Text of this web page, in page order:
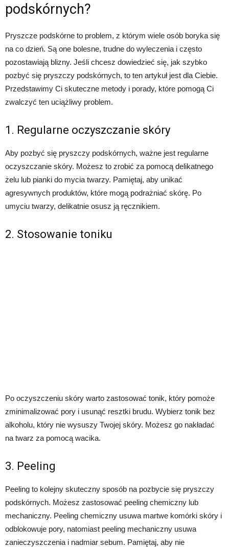
podskórnych?
Pryszcze podskórne to problem, z którym wiele osób boryka się
na co dzień. Są one bolesne, trudne do wyleczenia i często
pozostawiają blizny. Jeśli chcesz dowiedzieć się, jak szybko
pozbyć się pryszczy podskórnych, to ten artykuł jest dla Ciebie.
Przedstawimy Ci skuteczne metody i porady, które pomogą Ci
zwalczyć ten uciążliwy problem.
1. Regularne oczyszczanie skóry
Aby pozbyć się pryszczy podskórnych, ważne jest regularne
oczyszczanie skóry. Możesz to zrobić za pomocą delikatnego
żelu lub pianki do mycia twarzy. Pamiętaj, aby unikać
agresywnych produktów, które mogą podrażniać skórę. Po
umyciu twarzy, delikatnie osusz ją ręcznikiem.
2. Stosowanie toniku
Po oczyszczeniu skóry warto zastosować tonik, który pomoże
zminimalizować pory i usunąć resztki brudu. Wybierz tonik bez
alkoholu, który nie wysuszy Twojej skóry. Możesz go nakładać
na twarz za pomocą wacika.
3. Peeling
Peeling to kolejny skuteczny sposób na pozbycie się pryszczy
podskórnych. Możesz zastosować peeling chemiczny lub
mechaniczny. Peeling chemiczny usuwa martwe komórki skóry i
odblokowuje pory, natomiast peeling mechaniczny usuwa
zanieczyszczenia i nadmiar sebum. Pamiętaj, aby nie